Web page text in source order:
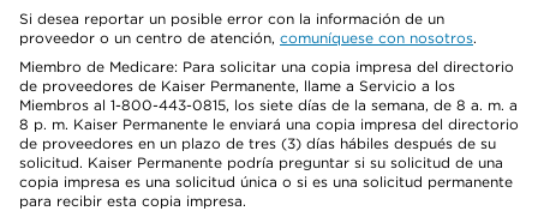
Si desea reportar un posible error con la información de un
proveedor o un centro de atención, comuníquese con nosotros.
Miembro de Medicare: Para solicitar una copia impresa del directorio
de proveedores de Kaiser Permanente, llame a Servicio a los
Miembros al 1-800-443-0815, los siete días de la semana, de 8 a. m. a
8 p. m. Kaiser Permanente le enviará una copia impresa del directorio
de proveedores en un plazo de tres (3) días hábiles después de su
solicitud. Kaiser Permanente podría preguntar si su solicitud de una
copia impresa es una solicitud única o si es una solicitud permanente
para recibir esta copia impresa.